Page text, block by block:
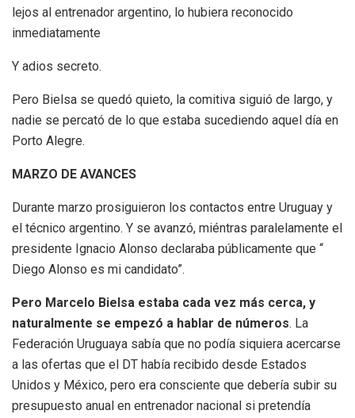
lejos al entrenador argentino, lo hubiera reconocido
inmediatamente
Y adios secreto.
Pero Bielsa se quedó quieto, la comitiva siguió de largo, y
nadie se percató de lo que estaba sucediendo aquel día en
Porto Alegre.
MARZO DE AVANCES
Durante marzo prosiguieron los contactos entre Uruguay y
el técnico argentino. Y se avanzó, miéntras paralelamente el
presidente Ignacio Alonso declaraba públicamente que “
Diego Alonso es mi candidato”.
Pero Marcelo Bielsa estaba cada vez más cerca, y
naturalmente se empezó a hablar de números. La
Federación Uruguaya sabía que no podía siquiera acercarse
a las ofertas que el DT había recibido desde Estados
Unidos y México, pero era consciente que debería subir su
presupuesto anual en entrenador nacional si pretendía